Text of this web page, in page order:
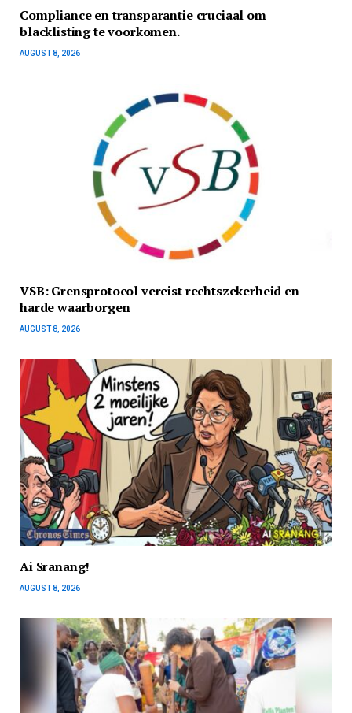
Compliance en transparantie cruciaal om
blacklisting te voorkomen.
AUGUST 8, 2026
VSB: Grensprotocol vereist rechtszekerheid en
harde waarborgen
AUGUST 8, 2026
Ai Sranang!
AUGUST 8, 2026